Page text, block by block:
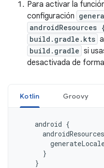
Para activar la
configuración
androidResources
build.gradle.kts
build.gradle si
desactivada de
Kotlin Groovy
android {
androidResources
}
}